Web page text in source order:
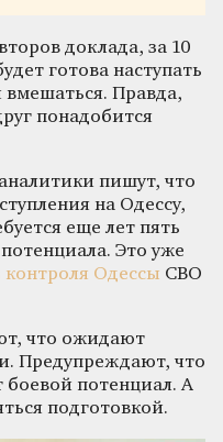
доклада, за 10
готова наступать
вмешаться. Правда,
понадобится
пишут, что
на Одессу,
еще лет пять
Это уже
контроля Одессы СВО
что ожидают
Предупреждают, что
боевой потенциал. А
подготовкой.